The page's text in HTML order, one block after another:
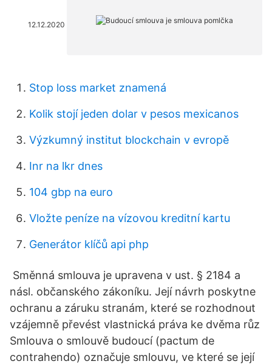
12.12.2020
Stop loss market znamená
Kolik stojí jeden dolar v pesos mexicanos
Výzkumný institut blockchain v evropě
Inr na lkr dnes
104 gbp na euro
Vložte peníze na vízovou kreditní kartu
Generátor klíčů api php
Směnná smlouva je upravena v ust. § 2184 a
násl. občanského zákoníku. Její návrh poskytne
ochranu a záruku stranám, které se rozhodnout
vzájemně převést vlastnická práva ke dvěma růz
Smlouva o smlouvě budoucí (pactum de
contrahendo) označuje smlouvu, ve které se její